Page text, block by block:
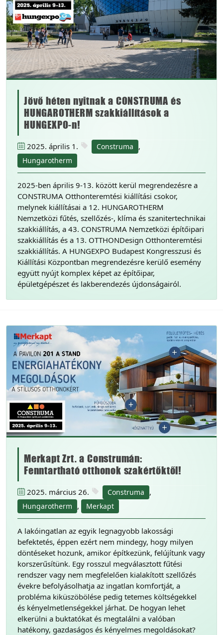
Jövő héten nyitnak a CONSTRUMA és
HUNGAROTHERM szakkiállítások a
HUNGEXPO-n!
2025. április 1. Construma ,
Hungarotherm
2025-ben április 9-13. között kerül megrendezésre a
CONSTRUMA Otthonteremtési kiállítási csokor,
melynek kiállításai a 12. HUNGAROTHERM
Nemzetközi fűtés, szellőzés-, klíma és szanitertechnikai
szakkiállítás, a 43. CONSTRUMA Nemzetközi építőipari
szakkiállítás és a 13. OTTHONDesign Otthonteremtési
szakkiállítás. A HUNGEXPO Budapest Kongresszusi és
Kiállítási Központban megrendezésre kerülő esemény
együtt nyújt komplex képet az építőipar,
épületgépészet és lakberendezés újdonságairól.
Merkapt Zrt. a Construmán:
Fenntartható otthonok szakértőktől!
2025. március 26. Construma ,
Hungarotherm , Merkapt
A lakóingatlan az egyik legnagyobb lakossági
befektetés, éppen ezért nem mindegy, hogy milyen
döntéseket hozunk, amikor építkezünk, felújítunk vagy
korszerűsítünk. Egy rosszul megválasztott fűtési
rendszer vagy nem megfelelően kialakított szellőzés
évekre befolyásolhatja az ingatlan komfortját, a
probléma kiküszöbölése pedig tetemes költségekkel
és kényelmetlenségekkel járhat. De hogyan lehet
elkerülni a buktatókat és megtalálni a valóban
hatékony, gazdaságos és kényelmes megoldásokat?